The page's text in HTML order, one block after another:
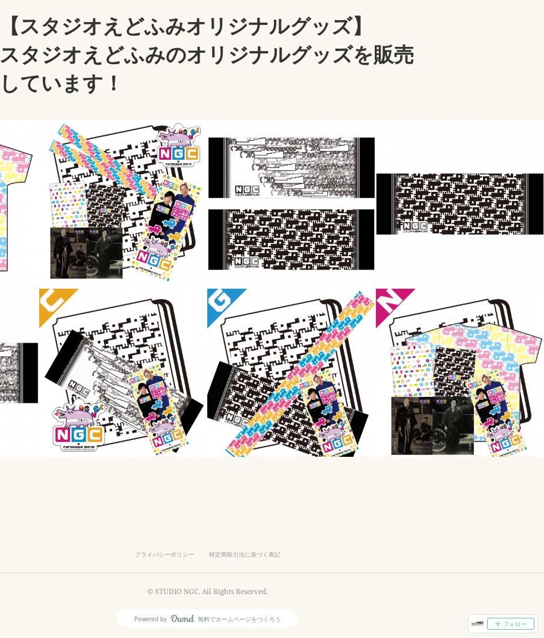
【スタジオえどふみオリジナルグッズ】
スタジオえどふみのオリジナルグッズを販売
しています！
フォロー
プライバシーポリシー 特定商取引法に基づく表記
© STUDIO NGC. All Rights Reserved.
Powered by AmebaOwnd
無料でホームページをつくろう